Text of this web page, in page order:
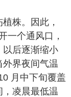
株。因此，
一个通风口，
以后逐渐缩小
界夜间气温
月中下旬覆盖
凌晨最低温